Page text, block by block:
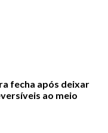
fecha após deixar
ao meio